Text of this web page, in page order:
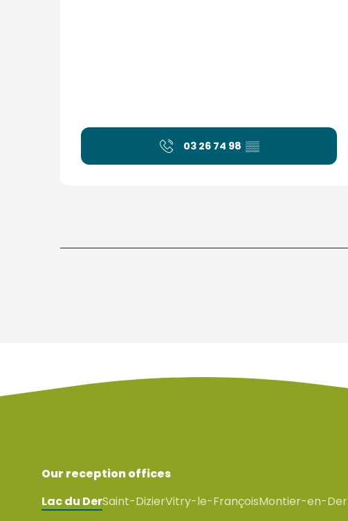
03 26 74 98 ▒▒
Our reception offices
Lac du DerSaint-DizierVitry-le-FrançoisMontier-en-Der